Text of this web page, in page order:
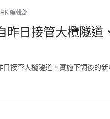
編輯部
昨日接管大欖隧道
日接管大欖隧道、實施下調後的